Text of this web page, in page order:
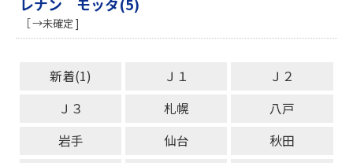
レナン モッタ(5)
［ →未確定 ]
新着(1) Ｊ１
Ｊ２
Ｊ３
札幌
八戸
岩手
仙台
秋田